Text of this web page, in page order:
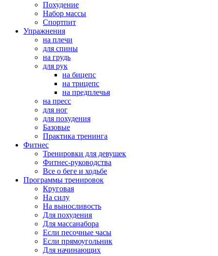
Похудение
Набор массы
Спортпит
Упражнения
на плечи
для спины
на грудь
для рук
на бицепс
на трицепс
на предплечья
на пресс
для ног
для похудения
Базовые
Практика тренинга
Фитнес
Тренировки для девушек
Фитнес-руководства
Все о беге и ходьбе
Программы тренировок
Круговая
На силу
На выносливость
Для похудения
Для массанабора
Если песочные часы
Если прямоугольник
Для начинающих